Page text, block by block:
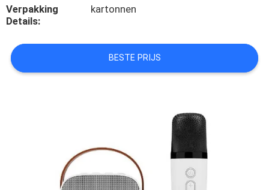
KWALITEITSCONTROLE
NEEM
CONTACT
NIEUWS
Verpakking
Details:
kartonnen
BESTE PRIJS